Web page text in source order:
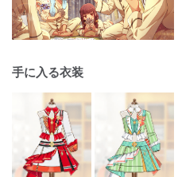
手に入る衣装